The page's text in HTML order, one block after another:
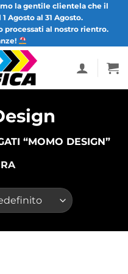
la gentile clientela che il
Agosto al 31 Agosto.
al nostro rientro.
“MOMO DESIGN”